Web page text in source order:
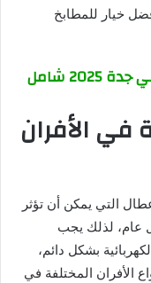
خيار للمطابخ
افضل محلات أفنت مول في جدة 2025 شامل
في الأفران
التي يمكن أن تؤثر
عام، لذلك يجب
بشكل دائم،
الأفران المختلفة في